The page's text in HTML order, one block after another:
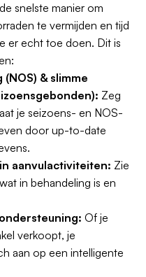
snelste manier om
te vermijden en tijd
er echt toe doen. Dit is
& slimme
Zeg
je seizoens- en NOS-
door up-to-date
aanvulactiviteiten: Zie
in behandeling is en
Of je
verkoopt, je
aan op een intelligente